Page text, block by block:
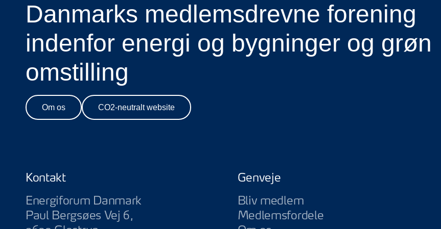
Danmarks medlemsdrevne forening
indenfor energi og bygninger og grøn
omstilling
Om os CO2-neutralt website
Kontakt
Energiforum Danmark
Paul Bergsøes Vej 6,
Genveje
Bliv medlem
Medlemsfordele